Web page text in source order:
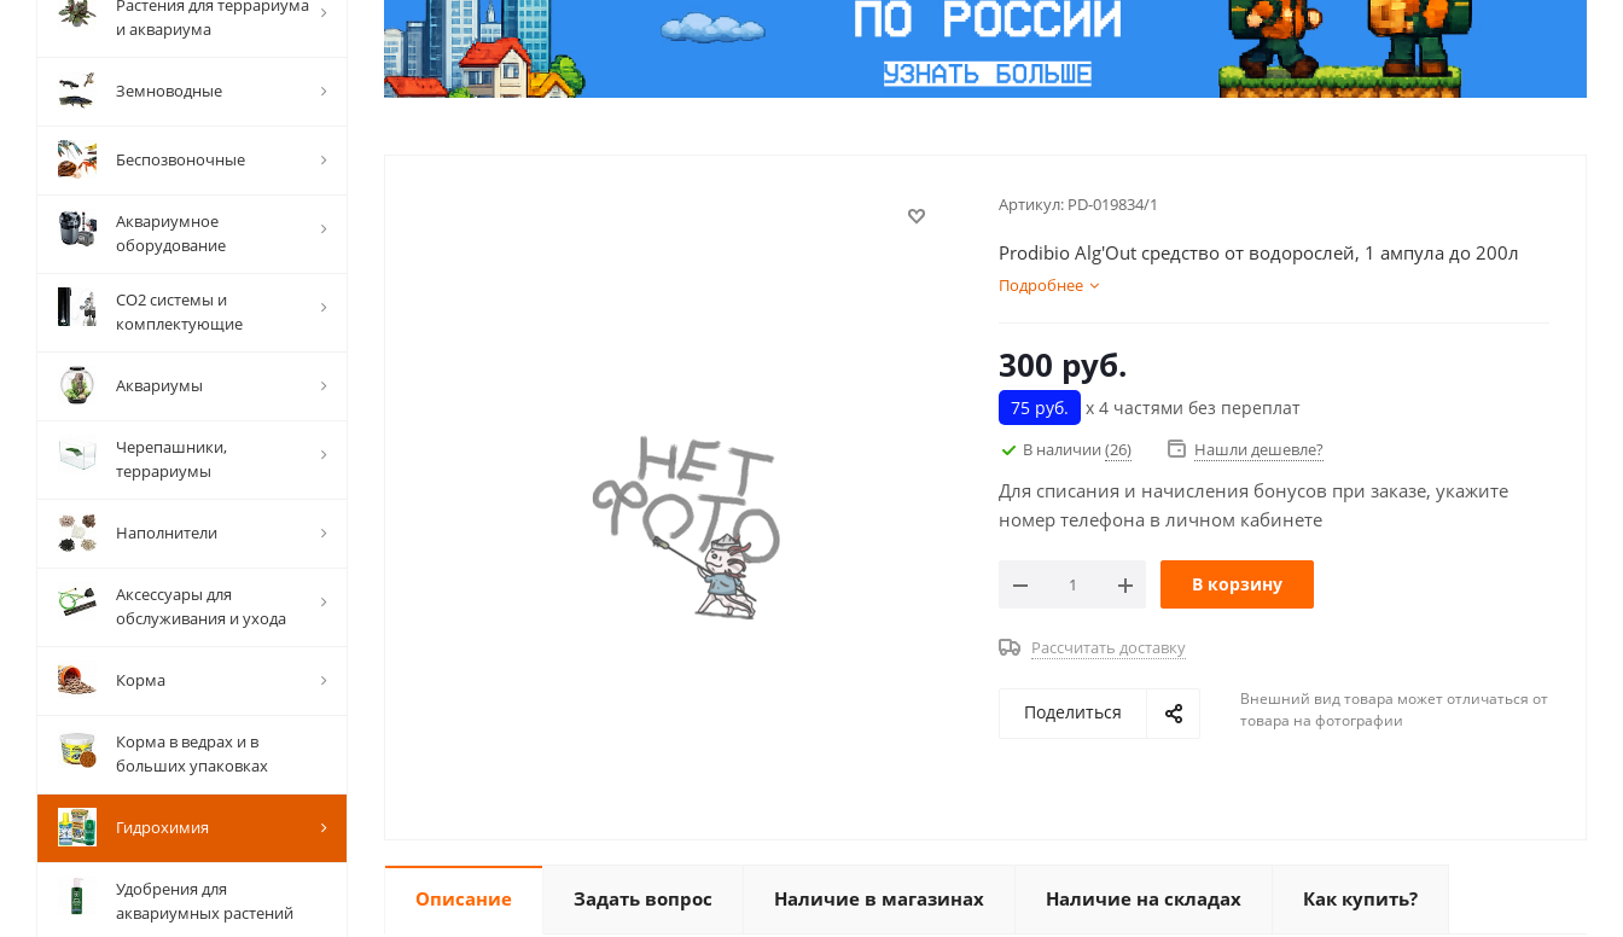
Артикул: PD-019834/1
Prodibio Alg'Out средство от водорослей, 1 ампула до 200л
Подробнее
300 руб.
75 руб. х 4 частями без переплат
В наличии (26) Нашли дешевле?
Для списания и начисления бонусов при заказе, укажите
номер телефона в личном кабинете
В корзину
Рассчитать доставку
Поделиться
Внешний вид товара может отличаться от
товара на фотографии
Описание Задать вопрос Наличие в магазинах Наличие на складах Как купить?
Растения для террариума
и аквариума
Земноводные
Беспозвоночные
Аквариумное
оборудование
СО2 системы и
комплектующие
Аквариумы
Черепашники,
террариумы
Наполнители
Аксессуары для
обслуживания и ухода
Корма
Корма в ведрах и в
больших упаковках
Гидрохимия
Удобрения для
аквариумных растений